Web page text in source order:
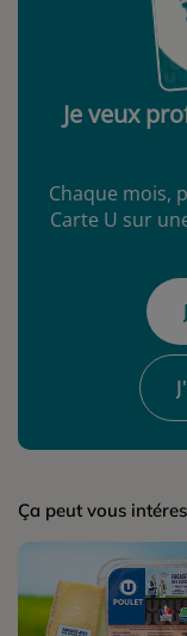
Je veux
Chaque mois,
Carte U sur
Ça peut vous